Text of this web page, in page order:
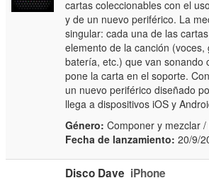
cartas coleccionables con el
y de un nuevo periférico. La
singular: cada una de las
elemento de la canción (voces,
batería, etc.) que van sonando
pone la carta en el soporte.
un nuevo periférico diseñado
llega a dispositivos iOS y
Género: Componer y mezclar /
Fecha de lanzamiento: 20/9/
Disco Dave iPhone